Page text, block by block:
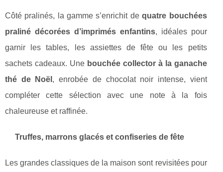
Côté pralinés, la gamme s’enrichit dequatre bouchées
praliné décorées d’imprimés enfantins, idéales pour
garnir les tables, les assiettes de fête ou les petits
sachets cadeaux. Une bouchée collector à la ganache
thé de Noël , enrobée de chocolat noir intense, vient
compléter cette sélection avec une note à la fois
chaleureuse et raffinée.
Truffes, marrons glacés et confiseries de fête
Les grandes classiques de la maison sont revisitées pour